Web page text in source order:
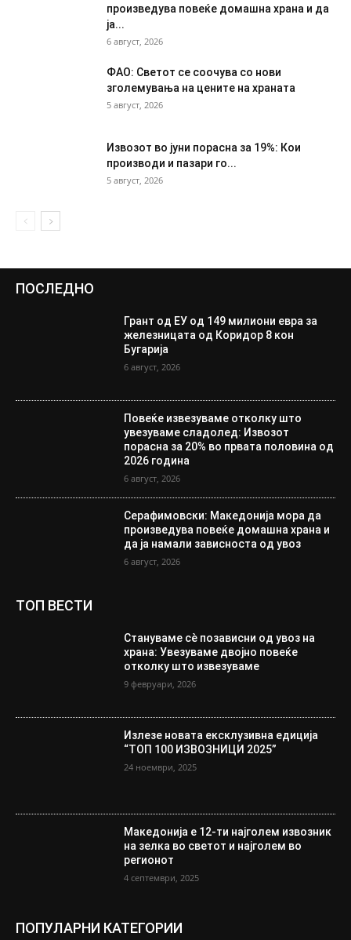
произведува повеќе домашна храна и да
ја...
6 август, 2026
ФАО: Светот се соочува со нови
зголемувања на цените на храната
5 август, 2026
Извозот во јуни порасна за 19%: Кои
производи и пазари го...
5 август, 2026
ПОСЛЕДНО
Грант од ЕУ од 149 милиони евра за
железницата од Коридор 8 кон
Бугарија
6 август, 2026
Повеќе извезуваме отколку што
увезуваме сладолед: Извозот
порасна за 20% во првата половина од
2026 година
6 август, 2026
Серафимовски: Македонија мора да
произведува повеќе домашна храна и
да ја намали зависноста од увоз
6 август, 2026
ТОП ВЕСТИ
Стануваме сè позависни од увоз на
храна: Увезуваме двојно повеќе
отколку што извезуваме
9 февруари, 2026
Излезе новата ексклузивна едиција
“ТОП 100 ИЗВОЗНИЦИ 2025”
24 ноември, 2025
Македонија е 12-ти најголем извозник
на зелка во светот и најголем во
регионот
4 септември, 2025
ПОПУЛАРНИ КАТЕГОРИИ